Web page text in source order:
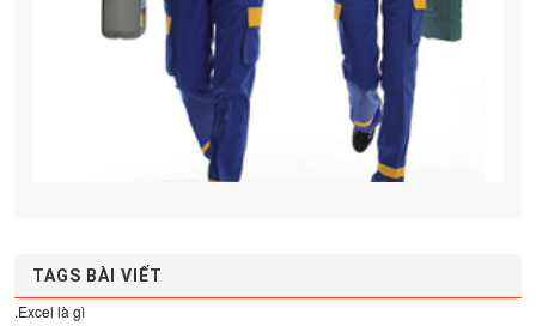
TAGS BÀI VIẾT
.Excel là gì